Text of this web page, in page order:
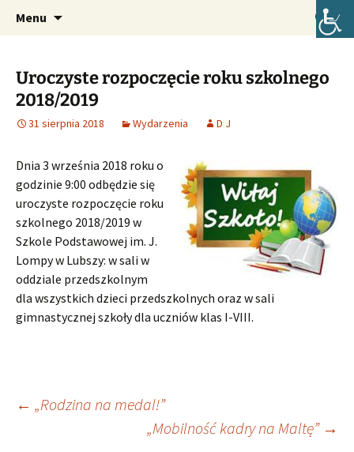
Szkoła Podstawowa im. Józefa
Lompy w Lubszy
Oficjalna strona internetowa szkoły.
Menu Szukaj:
Uroczyste rozpoczęcie roku szkolnego
2018/2019
31 sierpnia 2018 Wydarzenia D J
Dnia 3 września 2018 roku o
godzinie 9:00 odbędzie się
uroczyste rozpoczęcie roku
szkolnego 2018/2019 w
Szkole Podstawowej im. J.
Lompy w Lubszy: w sali w
oddziale przedszkolnym
dla wszystkich dzieci przedszkolnych oraz w sali
gimnastycznej szkoły dla uczniów klas I-VIII.
Nawigacja
← „Rodzina na medal!”
„Mobilność kadry na Maltę” →